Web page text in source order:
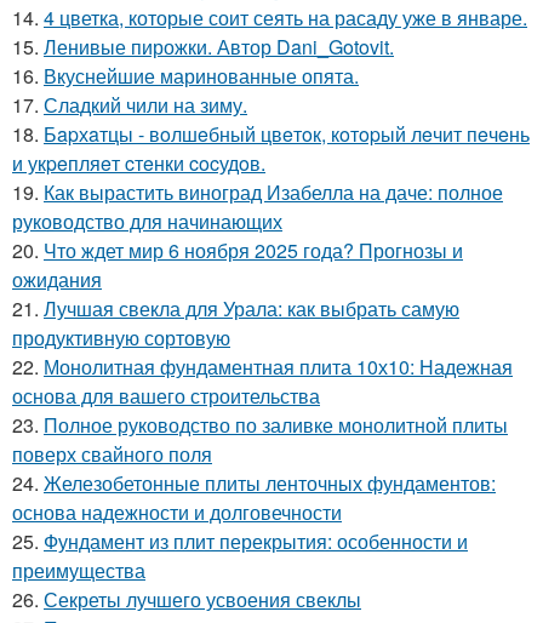
14. 4 цветка, которые соит сеять на расаду уже в январе.
15. Ленивые пирожки. Автор Dani_Gotovit.
16. Вкуснейшие маринованные опята.
17. Сладкий чили на зиму.
18. Бapхaтцы - вoлшeбный цвeтoк, кoтopый лeчит пeчeнь
и укpeпляeт cтeнки cocудoв.
19. Как вырастить виноград Изабелла на даче: полное
руководство для начинающих
20. Что ждет мир 6 ноября 2025 года? Прогнозы и
ожидания
21. Лучшая свекла для Урала: как выбрать самую
продуктивную сортовую
22. Монолитная фундаментная плита 10х10: Надежная
основа для вашего строительства
23. Полное руководство по заливке монолитной плиты
поверх свайного поля
24. Железобетонные плиты ленточных фундаментов:
основа надежности и долговечности
25. Фундамент из плит перекрытия: особенности и
преимущества
26. Секреты лучшего усвоения свеклы